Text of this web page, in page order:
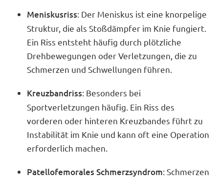
Meniskusriss: Der Meniskus ist eine knorpelige
Struktur, die als Stoßdämpfer im Knie fungiert.
Ein Riss entsteht häufig durch plötzliche
Drehbewegungen oder Verletzungen, die zu
Schmerzen und Schwellungen führen.
Kreuzbandriss: Besonders bei
Sportverletzungen häufig. Ein Riss des
vorderen oder hinteren Kreuzbandes führt zu
Instabilität im Knie und kann oft eine Operation
erforderlich machen.
Patellofemorales Schmerzsyndrom: Schmerzen